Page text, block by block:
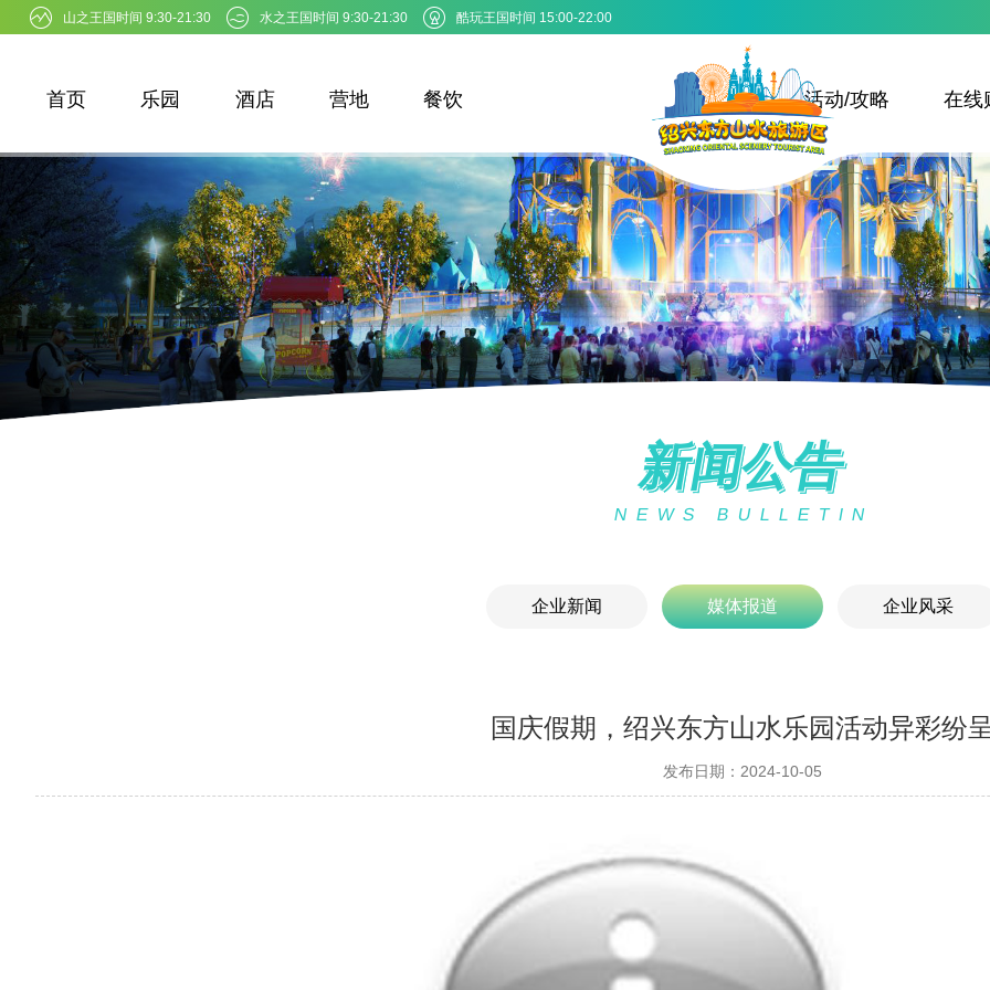
山之王国时间 9:30-21:30 水之王国时间 9:30-21:30 酷玩王国时间 15:00-22:00
首页 乐园 酒店 营地 餐饮 活动/攻略 在线
新闻公告
NEWS BULLETIN
企业新闻 媒体报道 企业风采
国庆假期，绍兴东方山水乐园活动异彩纷
发布日期：2024-10-05